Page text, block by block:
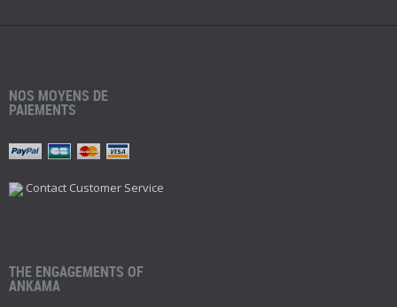
NOS MOYENS DE
PAIEMENTS
Contact Customer Service
THE ENGAGEMENTS OF
ANKAMA